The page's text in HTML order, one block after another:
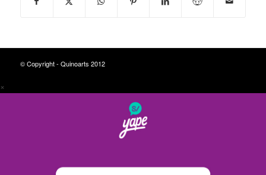
© Copyright - Quinoarts 2012
×